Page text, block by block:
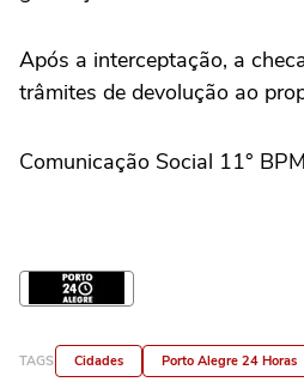
Após a interceptação, a
trâmites de devolução ao
Comunicação Social 11°
TAGS Cidades Porto Alegre 24 Horas